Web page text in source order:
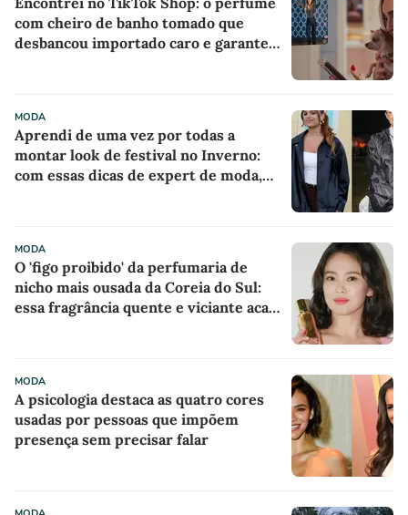
com cheiro de banho tomado que
desbancou importado caro e garante
MODA
Aprendi de uma vez por todas a
montar look de festival no Inverno:
com essas dicas de expert de moda,
MODA
O 'figo proibido' da perfumaria de
nicho mais ousada da Coreia do Sul:
essa fragrância quente e viciante acaba
MODA
A psicologia destaca as quatro cores
usadas por pessoas que impõem
presença sem precisar falar